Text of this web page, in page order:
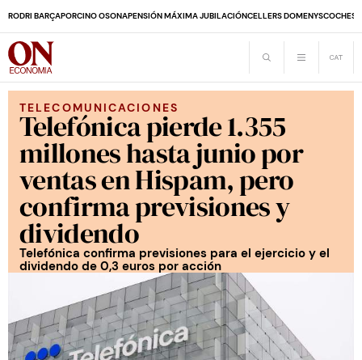
RODRI BARÇAPORCINO OSONAPENSIÓN MÁXIMA JUBILACIÓNCELLERS DOMENYSCOCHES
TELECOMUNICACIONES
Telefónica pierde 1.355
millones hasta junio por
ventas en Hispam, pero
confirma previsiones y
dividendo
Telefónica confirma previsiones para el ejercicio y el
dividendo de 0,3 euros por acción